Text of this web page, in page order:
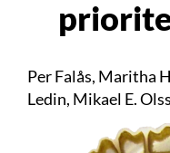
Per Falås, Maritha
Ledin, Mikael E.